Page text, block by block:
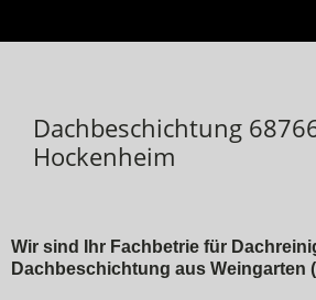
Dachbeschichtung
Hockenheim
Wir sind Ihr Fachbetrie für
Dachbeschichtung aus Weingarten